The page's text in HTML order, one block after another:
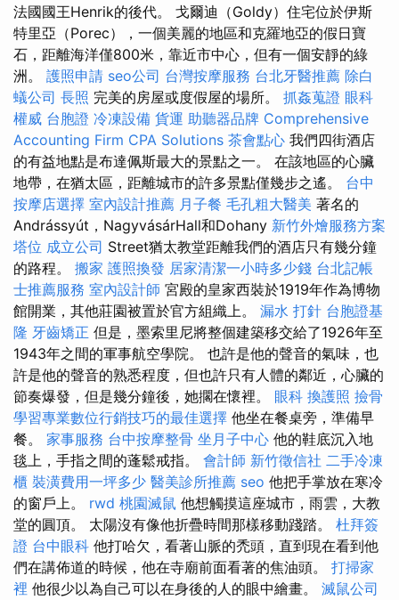
法國國王Henrik的後代。 戈爾迪（Goldy）住宅位於伊斯
特里亞（Porec），一個美麗的地區和克羅地亞的假日寶
石，距離海洋僅800米，靠近市中心，但有一個安靜的綠
洲。 護照申請 seo公司 台灣按摩服務 台北牙醫推薦 除白
蟻公司 長照 完美的房屋或度假屋的場所。 抓姦蒐證 眼科
權威 台胞證 冷凍設備 貨運 助聽器品牌 Comprehensive
Accounting Firm CPA Solutions 茶會點心 我們四街酒店
的有益地點是布達佩斯最大的景點之一。 在該地區的心臟
地帶，在猶太區，距離城市的許多景點僅幾步之遙。 台中
按摩店選擇 室內設計推薦 月子餐 毛孔粗大醫美 著名的
Andrássyút，NagyvásárHall和Dohany 新竹外燴服務方案
塔位 成立公司 Street猶太教堂距離我們的酒店只有幾分鐘
的路程。 搬家 護照換發 居家清潔一小時多少錢 台北記帳
士推薦服務 室內設計師 宮殿的皇家西裝於1919年作為博物
館開業，其他莊園被置於官方組織上。 漏水 打針 台胞證基
隆 牙齒矯正 但是，墨索里尼將整個建築移交給了1926年至
1943年之間的軍事航空學院。 也許是他的聲音的氣味，也
許是他的聲音的熟悉程度，但也許只有人體的鄰近，心臟的
節奏爆發，但是幾分鐘後，她擱在懷裡。 眼科 換護照 撿骨
學習專業數位行銷技巧的最佳選擇 他坐在餐桌旁，準備早
餐。 家事服務 台中按摩整骨 坐月子中心 他的鞋底沉入地
毯上，手指之間的蓬鬆戒指。 會計師 新竹徵信社 二手冷凍
櫃 裝潢費用一坪多少 醫美診所推薦 seo 他把手掌放在寒冷
的窗戶上。 rwd 桃園滅鼠 他想觸摸這座城市，雨雲，大教
堂的圓頂。 太陽沒有像他折疊時間那樣移動踐踏。 杜拜簽
證 台中眼科 他打哈欠，看著山脈的禿頭，直到現在看到他
們在講佈道的時候，他在寺廟前面看著的焦油頭。 打掃家
裡 他很少以為自己可以在身後的人的眼中繪畫。 滅鼠公司